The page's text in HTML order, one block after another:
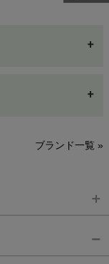
ブランド一覧 »